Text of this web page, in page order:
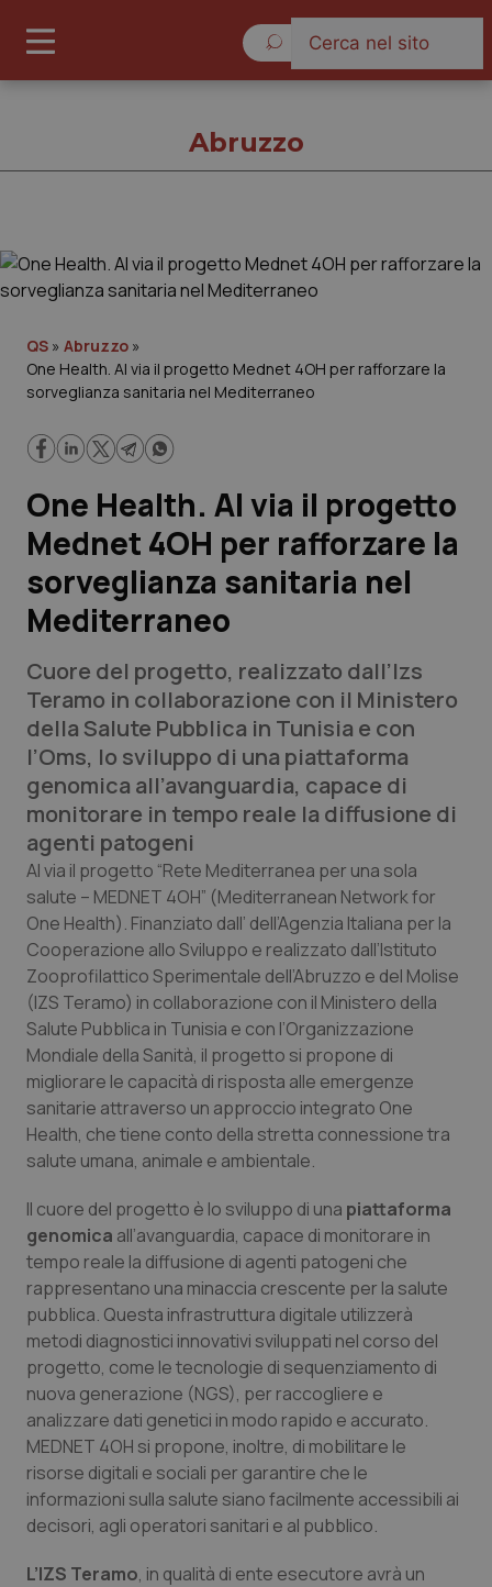
Governo e Parlamento
Regioni e Asl
Lavoro e Professioni
Scienza e Farmaci
Studi e Analisi
Lettere al direttore
Edizioni Regionali
QS Pro
Professionisti Sanitari.AI
Abruzzo
Basilicata
Calabria
Campania
Emilia-Romagna
Friuli Venezia Giulia
Lazio
Liguria
Lombardia
Marche
Molise
Piemonte
Provincia Autonoma di Bolzano
QS Pro Gold
Artrite & artrosi
Asma & BPCO
Car-T
Colesterolo & coronaropatie
Dermatite Atopica
Diabete & glucometri
Disturbi dell’umore
Dolore
Donna & Salute
Epatiti
HIV
Infezioni & Febbre
QS Club Newsletter
Abruzzo
QS » Abruzzo »
One Health. Al via il progetto Mednet 4OH per rafforzare la
sorveglianza sanitaria nel Mediterraneo
One Health. Al via il progetto
Mednet 4OH per rafforzare la
sorveglianza sanitaria nel
Mediterraneo
Cuore del progetto, realizzato dall’Izs
Teramo in collaborazione con il Ministero
della Salute Pubblica in Tunisia e con
l’Oms, lo sviluppo di una piattaforma
genomica all’avanguardia, capace di
monitorare in tempo reale la diffusione di
agenti patogeni
Al via il progetto “Rete Mediterranea per una sola
salute – MEDNET 4OH” (Mediterranean Network for
One Health). Finanziato dall’ dell’Agenzia Italiana per la
Cooperazione allo Sviluppo e realizzato dall’Istituto
Zooprofilattico Sperimentale dell’Abruzzo e del Molise
(IZS Teramo) in collaborazione con il Ministero della
Salute Pubblica in Tunisia e con l’Organizzazione
Mondiale della Sanità, il progetto si propone di
migliorare le capacità di risposta alle emergenze
sanitarie attraverso un approccio integrato One
Health, che tiene conto della stretta connessione tra
salute umana, animale e ambientale.
Il cuore del progetto è lo sviluppo di una piattaforma
genomica all’avanguardia, capace di monitorare in
tempo reale la diffusione di agenti patogeni che
rappresentano una minaccia crescente per la salute
pubblica. Questa infrastruttura digitale utilizzerà
metodi diagnostici innovativi sviluppati nel corso del
progetto, come le tecnologie di sequenziamento di
nuova generazione (NGS), per raccogliere e
analizzare dati genetici in modo rapido e accurato.
MEDNET 4OH si propone, inoltre, di mobilitare le
risorse digitali e sociali per garantire che le
informazioni sulla salute siano facilmente accessibili ai
decisori, agli operatori sanitari e al pubblico.
L’IZS Teramo, in qualità di ente esecutore avrà un